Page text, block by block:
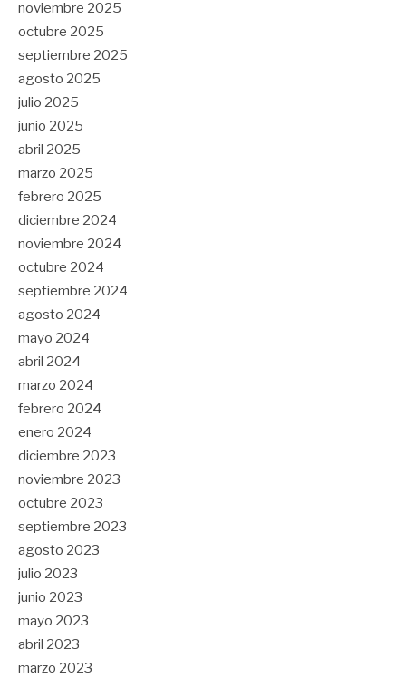
noviembre 2025
octubre 2025
septiembre 2025
agosto 2025
julio 2025
junio 2025
abril 2025
marzo 2025
febrero 2025
diciembre 2024
noviembre 2024
octubre 2024
septiembre 2024
agosto 2024
mayo 2024
abril 2024
marzo 2024
febrero 2024
enero 2024
diciembre 2023
noviembre 2023
octubre 2023
septiembre 2023
agosto 2023
julio 2023
junio 2023
mayo 2023
abril 2023
marzo 2023